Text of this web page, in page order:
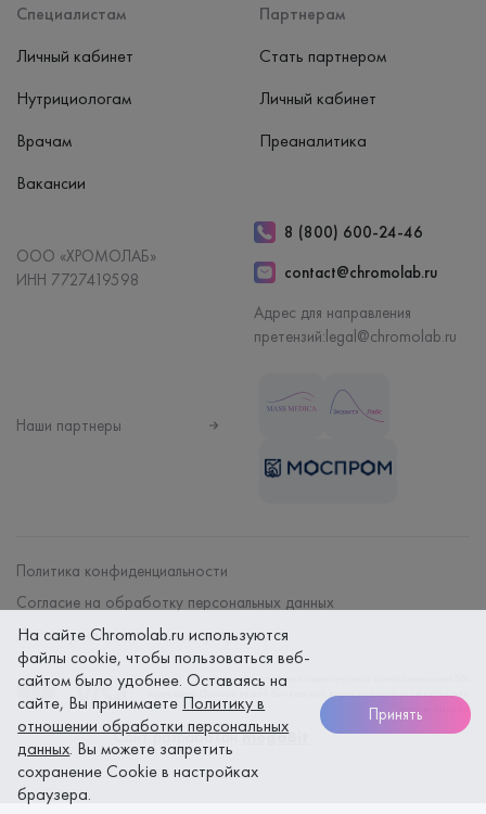
Специалистам
Личный кабинет
Нутрициологам
Врачам
Вакансии
Партнерам
Стать партнером
Личный кабинет
Преаналитика
ООО «ХРОМОЛАБ»
ИНН 7727419598
8 (800) 600-24-46
contact@chromolab.ru
Адрес для направления
претензий:legal@chromolab.ru
Наши партнеры
Политика конфиденциальности
Согласие на обработку персональных данных
Договор на оказание мед. услуг
Безопасность платежей гарантируется использованием SSL
протокола. Данные вашей банковской карты надежно защищены при
оплате онлайн
Сайт разработанmegaBit
На сайте Chromolab.ru используются
файлы cookie, чтобы пользоваться веб-
сайтом было удобнее. Оставаясь на
сайте, Вы принимаете Политику в
отношении обработки персональных
данных. Вы можете запретить
сохранение Cookie в настройках
браузера.
Принять